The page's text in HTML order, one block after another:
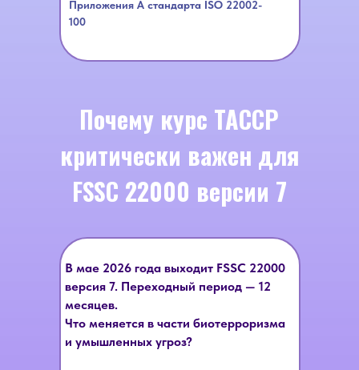
Почему курс TACCP
критически важен для
FSSC 22000 версии 7
Приложения А стандарта ISO 22002-
100
В мае 2026 года выходит FSSC 22000
версия 7. Переходный период — 12
месяцев.
Что меняется в части биотерроризма
и умышленных угроз?